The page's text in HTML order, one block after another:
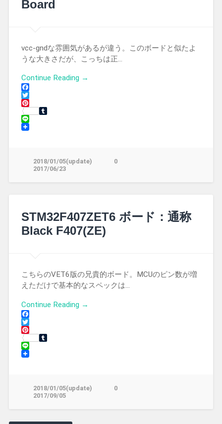
Board
vcc-gndな雰囲気があるが違う。このボードと似たよ
うな大きさだが、こっちは正…
Continue Reading →
Facebook
Twitter
Pinterest
Tumblr
Line
2018/01/05(update)
2017/06/23
0
STM32F407ZET6 ボード：通称
Black F407(ZE)
こちらのVET6版の兄貴的ボード。MCUのピン数が増
えただけで基本的なスペックは…
Continue Reading →
Facebook
Twitter
Pinterest
Tumblr
Line
2018/01/05(update)
2017/09/05
0